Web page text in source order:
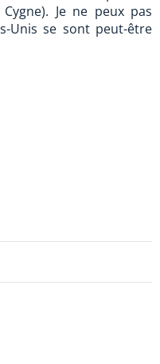
Je ne peux pas
Unis se sont peut-être